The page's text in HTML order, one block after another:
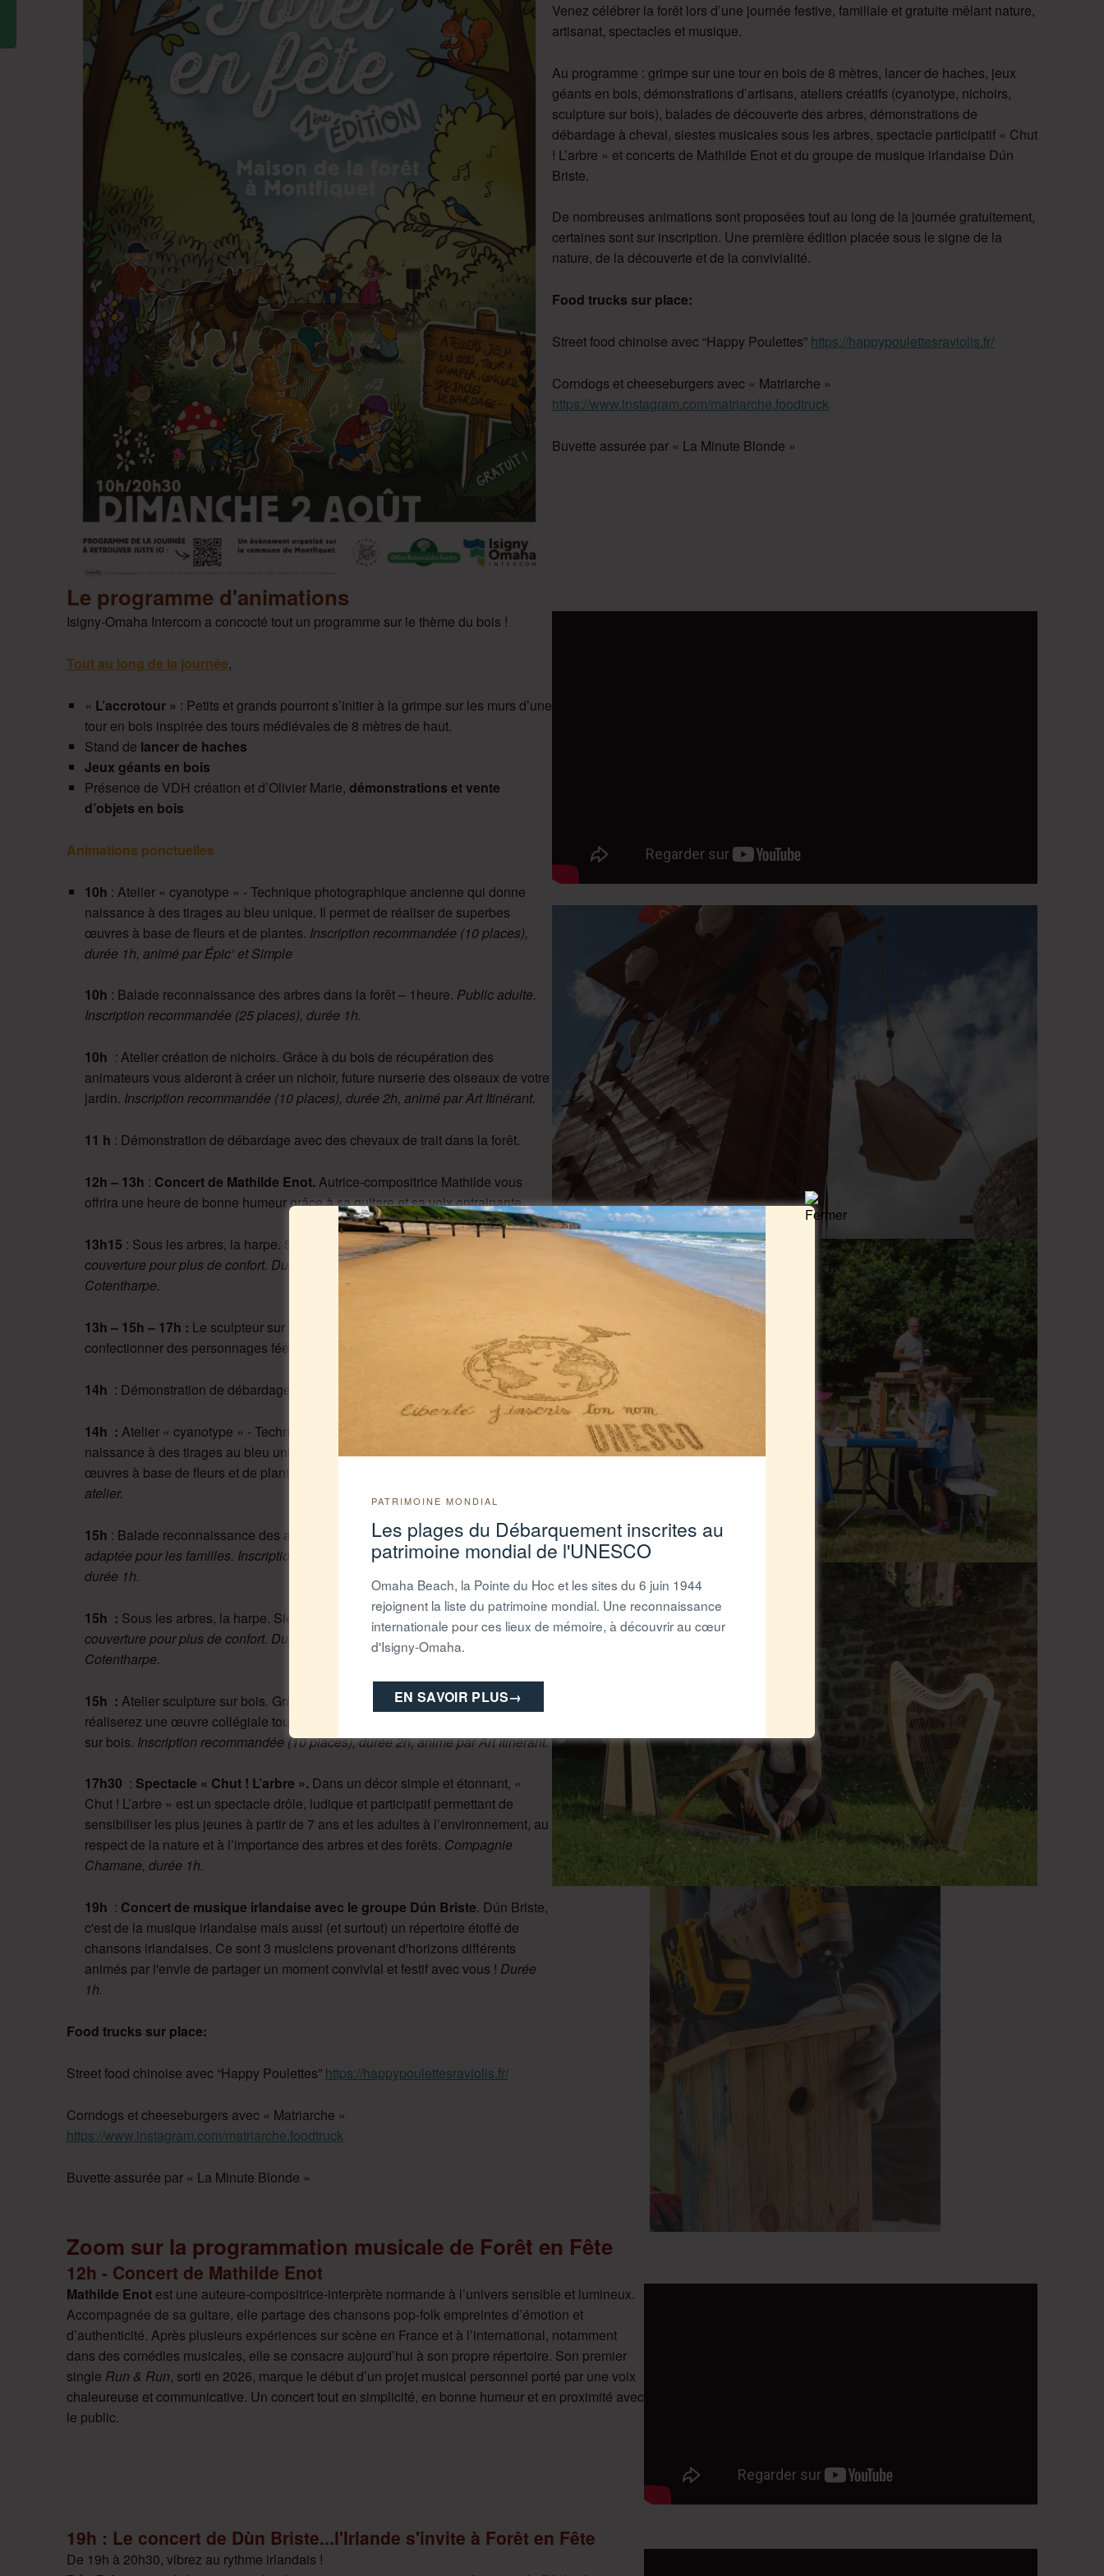
Venez célébrer la forêt lors d’une journée festive, familiale et gratuite mêlant nature,
artisanat, spectacles et musique.
Au programme : grimpe sur une tour en bois de 8 mètres, lancer de haches, jeux
géants en bois, démonstrations d’artisans, ateliers créatifs (cyanotype, nichoirs,
sculpture sur bois), balades de découverte des arbres, démonstrations de
débardage à cheval, siestes musicales sous les arbres, spectacle participatif « Chut
! L’arbre » et concerts de Mathilde Enot et du groupe de musique irlandaise Dún
Briste.
De nombreuses animations sont proposées tout au long de la journée gratuitement,
certaines sont sur inscription. Une première édition placée sous le signe de la
nature, de la découverte et de la convivialité.
Food trucks sur place:
Street food chinoise avec “Happy Poulettes” https://happypoulettesraviolis.fr/
Corndogs et cheeseburgers avec « Matriarche »
https://www.instagram.com/matriarche.foodtruck
Buvette assurée par « La Minute Blonde »
Le programme d'animations
Isigny-Omaha Intercom a concocté tout un programme sur le thème du bois !
Tout au long de la journée,
« L’accrotour » : Petits et grands pourront s’initier à la grimpe sur les murs d’une
tour en bois inspirée des tours médiévales de 8 mètres de haut.
Stand de lancer de haches
Jeux géants en bois
Présence de VDH création et d’Olivier Marie, démonstrations et vente
d’objets en bois
Animations ponctuelles
10h : Atelier « cyanotype » - Technique photographique ancienne qui donne
naissance à des tirages au bleu unique. Il permet de réaliser de superbes
œuvres à base de fleurs et de plantes. Inscription recommandée (10 places),
durée 1h, animé par Épic’ et Simple
10h : Balade reconnaissance des arbres dans la forêt – 1heure. Public adulte.
Inscription recommandée (25 places), durée 1h.
10h :Atelier création de nichoirs. Grâce à du bois de récupération des
animateurs vous aideront à créer un nichoir, future nurserie des oiseaux de votre
jardin. Inscription recommandée (10 places), durée 2h, animé par Art Itinérant.
11 h : Démonstration de débardage avec des chevaux de trait dans la forêt.
12h – 13h : Concert de Mathilde Enot. Autrice-compositrice Mathilde vous
offrira une heure de bonne humeur grâce à sa guitare et sa voix entrainante.
13h15 : Sous les arbres, la harpe. Sieste musicale.Apporter votre tapis ou
couverture pour plus de confort. Durée 45min, animée par Marion de
Cotentharpe.
13h – 15h – 17h : Le sculpteur sur bois Samuel Adam vous aidera à
confectionner des personnages féériques
14h : Démonstration de débardage avec des chevaux de trait dans la forêt.
14h : Atelier « cyanotype » - Technique photographique ancienne qui donne
naissance à des tirages au bleu unique. Il permet de réaliser de superbes
œuvres à base de fleurs et de plantes.
atelier.
15h : Balade reconnaissance des arbres dans la forêt – Balade spécialement
adaptée pour les familles. Inscription recommandée (25 places par balade),
durée 1h.
15h : Sous les arbres, la harpe. Sieste musicale.
Apporter votre tapis ou
couverture pour plus de confort. Durée 45min, animée par Marion de
Cotentharpe.
15h : Atelier sculpture sur bois. Grâce aux conseils des animateurs vous
réaliserez une œuvre collégiale tout en apprenant les rudiments de la sculpture
sur bois. Inscription recommandée (10 places), durée 2h, animé par Art Itinérant.
17h30 : Spectacle « Chut ! L’arbre ». Dans un décor simple et étonnant, «
Chut ! L’arbre » est un spectacle drôle, ludique et participatif permettant de
sensibiliser les plus jeunes à partir de 7 ans et les adultes à l’environnement, au
respect de la nature et à l’importance des arbres et des forêts. Compagnie
Chamane, durée 1h.
19h : Concert de musique irlandaise avec le groupe Dún Briste. Dún Briste,
c'est de la musique irlandaise mais aussi (et surtout) un répertoire étoffé de
chansons irlandaises. Ce sont 3 musiciens provenant d'horizons différents
animés par l'envie de partager un moment convivial et festif avec vous ! Durée
1h.
Food trucks sur place:
Street food chinoise avec “Happy Poulettes” https://happypoulettesraviolis.fr/
Corndogs et cheeseburgers avec « Matriarche »
https://www.instagram.com/matriarche.foodtruck
Buvette assurée par « La Minute Blonde »
Zoom sur la programmation musicale de Forêt en Fête
12h - Concert de Mathilde Enot
Mathilde Enotest une auteure-compositrice-interprète normande à l’univers sensible et lumineux.
Accompagnée de sa guitare, elle partage des chansons pop-folk empreintes d’émotion et
d’authenticité. Après plusieurs expériences sur scène en France et à l’international, notamment
dans des comédies musicales, elle se consacre aujourd’hui à son propre répertoire. Son premier
single Run & Run, sorti en 2026, marque le début d’un projet musical personnel porté par une voix
chaleureuse et communicative. Un concert tout en simplicité, en bonne humeur et en proximité avec
le public.
19h : Le concert de Dùn Briste...l'Irlande s'invite à Forêt en Fête
De 19h à 20h30, vibrez au rythme irlandais !
PATRIMOINE MONDIAL
Les plages du Débarquement inscrites au
patrimoine mondial de l'UNESCO
Omaha Beach, la Pointe du Hoc et les sites du 6 juin 1944
rejoignent la liste du patrimoine mondial. Une reconnaissance
internationale pour ces lieux de mémoire, à découvrir au cœur
d'Isigny-Omaha.
EN SAVOIR PLUS→